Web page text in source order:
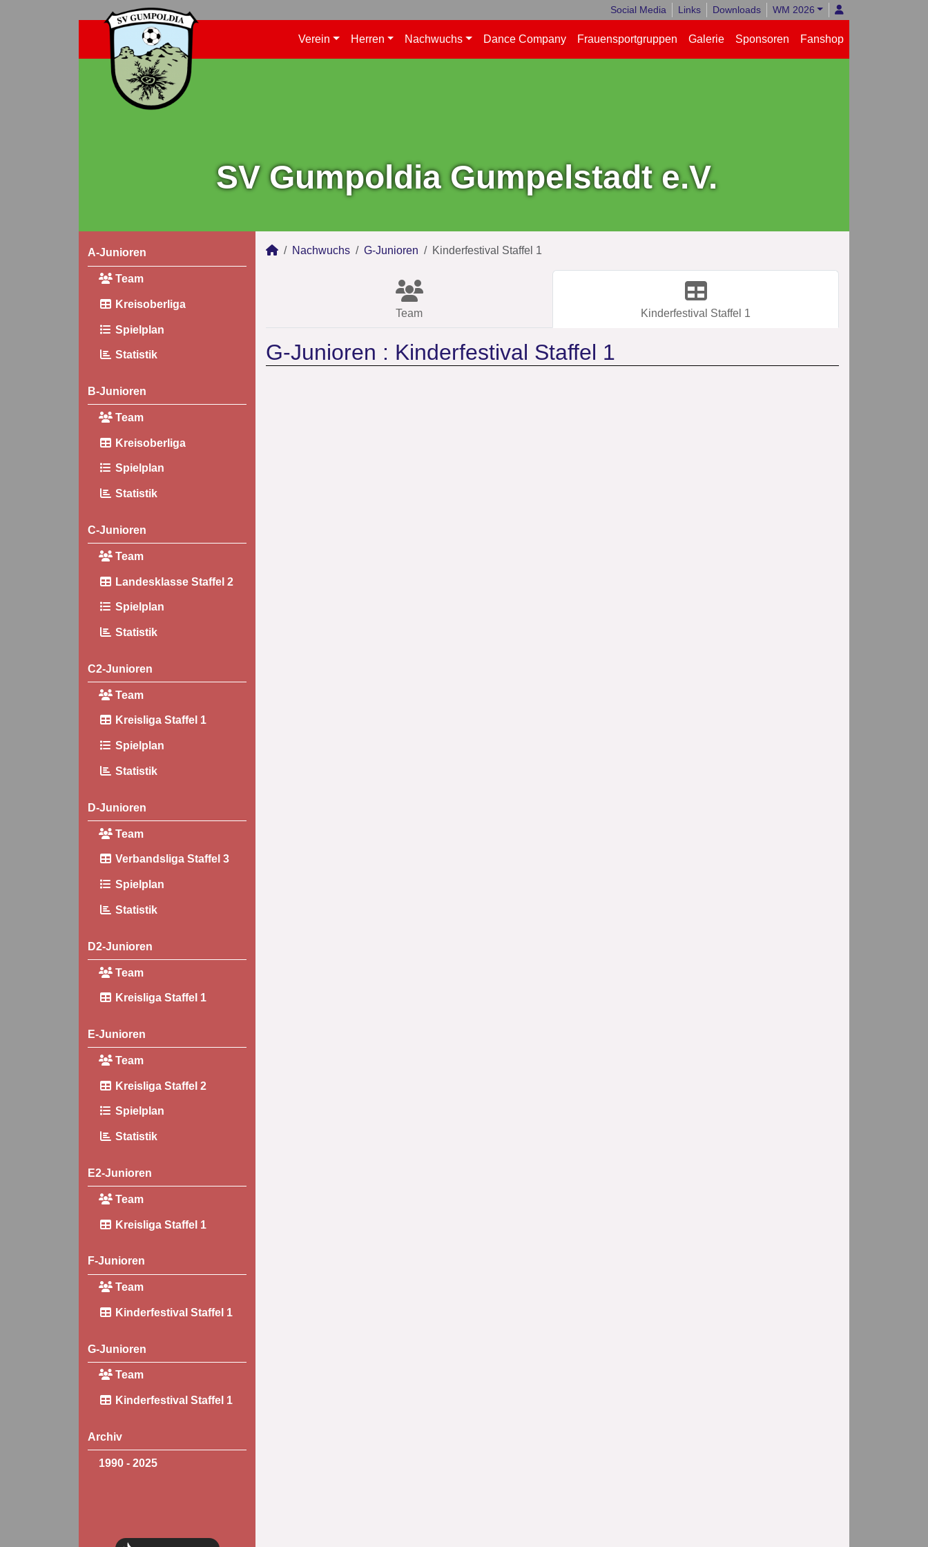
Social Media Links Downloads WM 2026
Verein Herren Nachwuchs Dance Company Frauensportgruppen Galerie Sponsoren Fanshop
SV Gumpoldia Gumpelstadt e.V.
A-Junioren
Team
Kreisoberliga
Spielplan
Statistik
B-Junioren
Team
Kreisoberliga
Spielplan
Statistik
C-Junioren
Team
Landesklasse Staffel 2
Spielplan
Statistik
C2-Junioren
Team
Kreisliga Staffel 1
Spielplan
Statistik
D-Junioren
Team
Verbandsliga Staffel 3
Spielplan
Statistik
D2-Junioren
Team
Kreisliga Staffel 1
E-Junioren
Team
Kreisliga Staffel 2
Spielplan
Statistik
E2-Junioren
Team
Kreisliga Staffel 1
F-Junioren
Team
Kinderfestival Staffel 1
G-Junioren
Team
Kinderfestival Staffel 1
Archiv
1990 - 2025
Nachwuchs G-Junioren Kinderfestival Staffel 1
Team Kinderfestival Staffel 1
G-Junioren : Kinderfestival Staffel 1